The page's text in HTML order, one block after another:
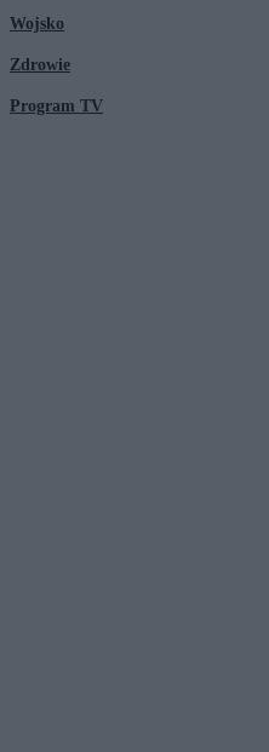
Wojsko
Zdrowie
Program TV